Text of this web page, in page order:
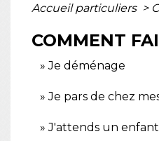
Accueil particuliers >
COMMENT
Je déménage
Je pars de chez
J'attends un enfant